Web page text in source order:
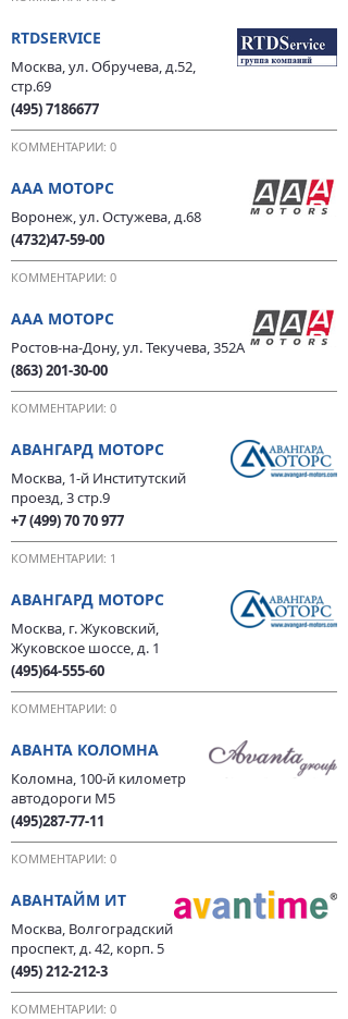
RTDSERVICE
Москва, ул. Обручева, д.52,
стр.69
(495) 7186677
КОММЕНТАРИИ: 0
ААА МОТОРС
Воронеж, ул. Остужева, д.68
(4732)47-59-00
КОММЕНТАРИИ: 0
ААА МОТОРС
Ростов-на-Дону, ул. Текучева, 352А
(863) 201-30-00
КОММЕНТАРИИ: 0
АВАНГАРД МОТОРС
Москва, 1-й Институтский
проезд, 3 стр.9
+7 (499) 70 70 977
КОММЕНТАРИИ: 1
АВАНГАРД МОТОРС
Москва, г. Жуковский,
Жуковское шоссе, д. 1
(495)64-555-60
КОММЕНТАРИИ: 0
АВАНТА КОЛОМНА
Коломна, 100-й километр
автодороги М5
(495)287-77-11
КОММЕНТАРИИ: 0
АВАНТАЙМ ИТ
Москва, Волгоградский
проспект, д. 42, корп. 5
(495) 212-212-3
КОММЕНТАРИИ: 0